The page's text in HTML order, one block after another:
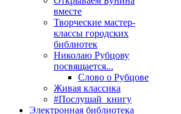
вместе
Творческие мастер-
классы городских
библиотек
Николаю Рубцову
посвящается...
Слово о Рубцове
Живая классика
#Послушай_книгу
Электронная библиотека